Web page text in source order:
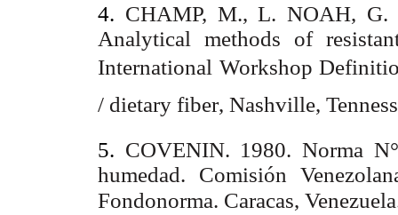
4. CHAMP, M., L. NOAH, G.
Analytical methods of
International Workshop
/ dietary fiber, Nashville,
5. COVENIN. 1980. Norma
humedad. Comisión
Fondonorma. Caracas,